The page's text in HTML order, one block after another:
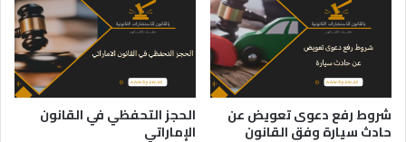
شروط رفع دعوى تعويض عن
حادث سيارة وفق القانون
الحجز التحفظي في القانون
الإماراتي